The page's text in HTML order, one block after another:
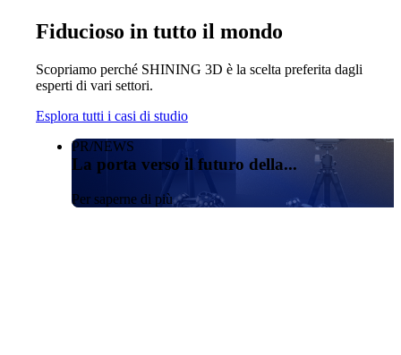
Fiducioso in tutto il mondo
Scopriamo perché SHINING 3D è la scelta preferita dagli
esperti di vari settori.
Esplora tutti i casi di studio
PR/NEWS
La porta verso il futuro della...
Per saperne di più